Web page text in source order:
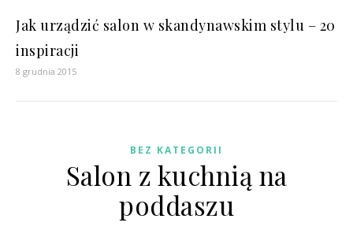
Jak urządzić salon w skandynawskim stylu – 20
inspiracji
8 grudnia 2015
BEZ KATEGORII
Salon z kuchnią na
poddaszu